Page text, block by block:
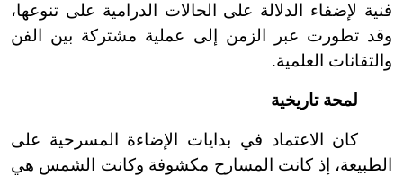
فنية لإضفاء الدلالة على الحالات الدرامية على تنوعها،
وقد تطورت عبر الزمن إلى عملية مشتركة بين الفن
والتقانات العلمية.
لمحة تاريخية
كان الاعتماد في بدايات الإضاءة المسرحية على
الطبيعة، إذ كانت المسارح مكشوفة وكانت الشمس هي